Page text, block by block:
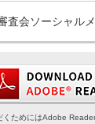
査会ソーシャル
ためにはAdobe Reader